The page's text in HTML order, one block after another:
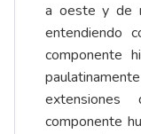
a oeste y de
entendiendo
componente
componente